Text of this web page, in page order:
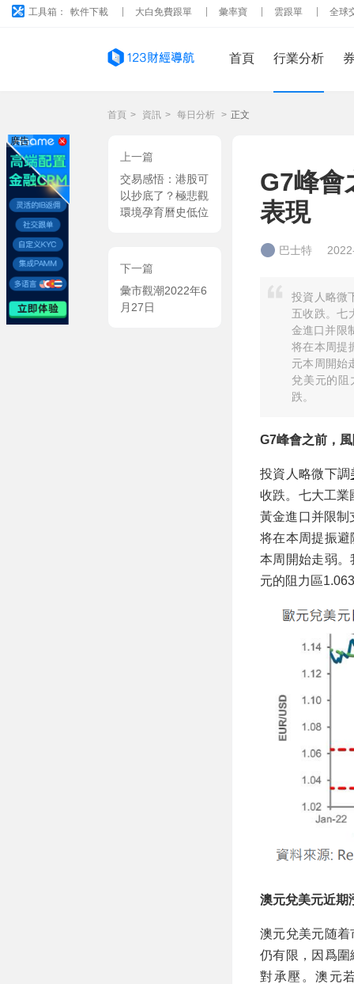
工具箱： 軟件下載 大白免費跟單 彙率寶 雲跟單 全球
首頁 行業分析
首頁 > 資訊 > 每日分析 > 正文
上一篇
交易感悟：港股可
以抄底了？極悲觀
環境孕育曆史低位
下一篇
彙市觀潮2022年6
月27日
G7峰會
表現
巴士特
投資人略微
五收跌。七
金進口并限
将在本周提
元本周開始
兌美元的阻
跌。
G7峰會之前，
投資人略微下調
收跌。七大工業
黃金進口并限制
将在本周提振
本周開始走弱
元的阻力區
澳元兌美元近期
澳元兌美元随
仍有限，因爲
對承壓。澳元
廣告